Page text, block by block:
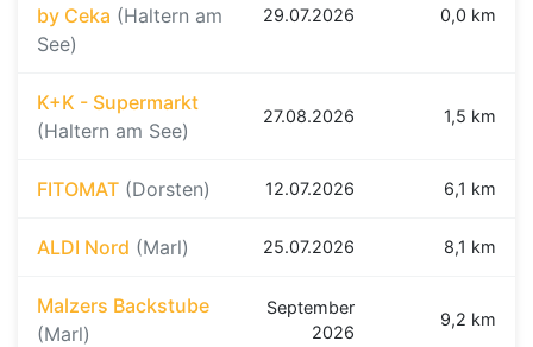
by Ceka (Haltern am
See)
29.07.2026 0,0 km
K+K - Supermarkt
(Haltern am See)
27.08.2026 1,5 km
FITOMAT (Dorsten) 12.07.2026 6,1 km
ALDI Nord (Marl) 25.07.2026 8,1 km
Malzers Backstube
(Marl)
September
2026
9,2 km